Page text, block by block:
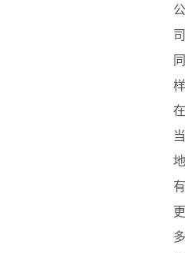
公
司
同
样
在
当
地
有
更
多